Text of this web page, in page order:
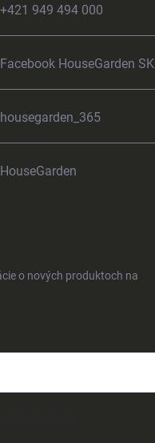
+421 949 494 000
Facebook HouseGarden SK
housegarden_365
HouseGarden
o nových produktoch na